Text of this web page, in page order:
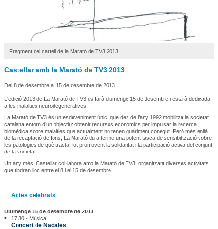
Fragment del cartell de la Marató de TV3 2013
Castellar amb la Marató de TV3 2013
Del 8 de desembre al 15 de desembre de 2013
L'edició 2013 de La Marató de TV3 es farà diumenge 15 de desembre i estarà dedicada
a les malalties neurodegeneratives.
La Marató de TV3 és un esdeveniment únic, que des de l’any 1992 mobilitza la societat
catalana entorn d’un objectiu: obtenir recursos econòmics per impulsar la recerca
biomèdica sobre malalties que actualment no tenen guariment conegut. Però més enllà
de la recaptació de fons, La Marató du a terme una potent tasca de sensibilització sobre
les patologies de què tracta, tot promovent la solidaritat i la participació activa del conjunt
de la societat.
Un any més, Castellar col·labora amb la Marató de TV3, organitzant diverses activitats
que tindran lloc entre el 8 i el 15 de desembre.
Actes celebrats
Diumenge 15 de desembre de 2013
17.30 - Música
Concert de Nadales